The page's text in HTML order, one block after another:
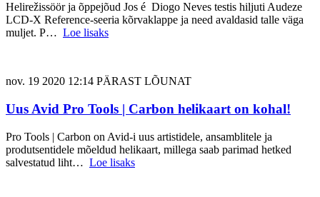
Helirežissöör ja õppejõud Jos é Diogo Neves testis hiljuti Audeze
LCD-X Reference-seeria kõrvaklappe ja need avaldasid talle väga
muljet. P… Loe lisaks
nov. 19 2020 12:14 PÄRAST LÕUNAT
Uus Avid Pro Tools | Carbon helikaart on kohal!
Pro Tools | Carbon on Avid-i uus artistidele, ansamblitele ja
produtsentidele mõeldud helikaart, millega saab parimad hetked
salvestatud liht… Loe lisaks